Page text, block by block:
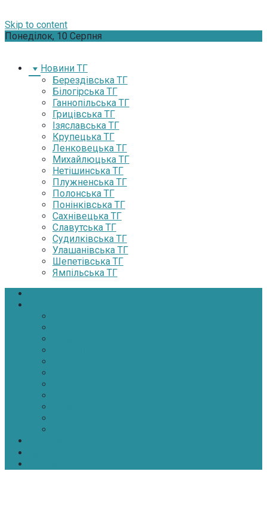
Skip to content
Понеділок, 10 Серпня
Новини ТГ
Берездівська ТГ
Білогірська ТГ
Ганнопільська ТГ
Грицівська ТГ
Ізяславська ТГ
Крупецька ТГ
Ленковецька ТГ
Михайлюцька ТГ
Нетішинська ТГ
Плужненська ТГ
Полонська ТГ
Понінківська ТГ
Сахнівецька ТГ
Славутська ТГ
Судилківська ТГ
Улашанівська ТГ
Шепетівська ТГ
Ямпільська ТГ